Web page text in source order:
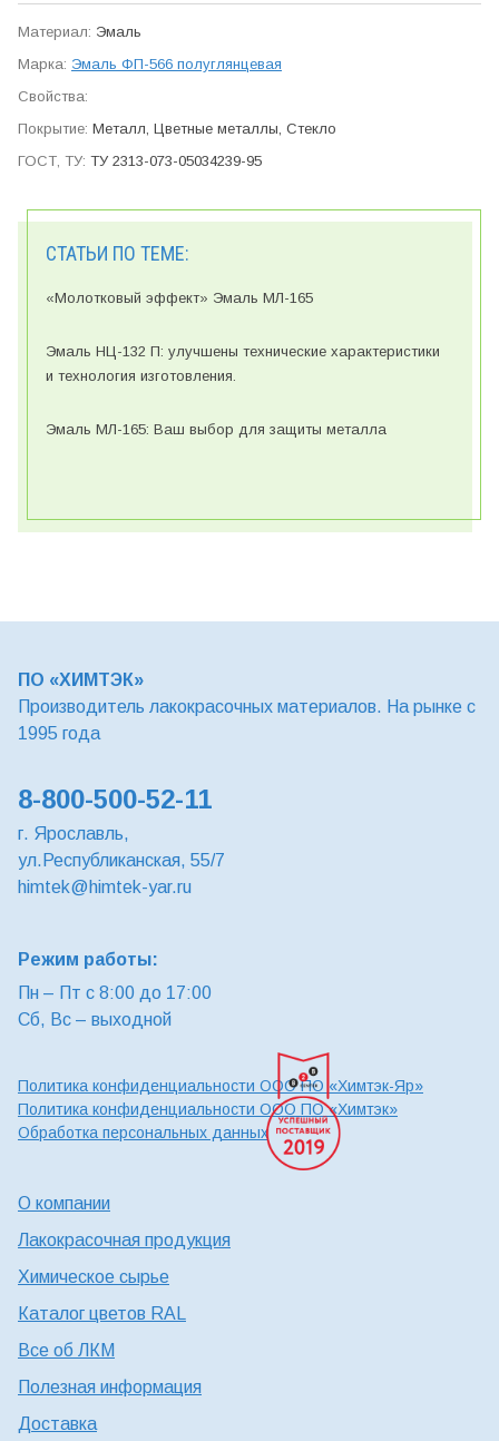
Эмаль
Эмаль ФП-566 полуглянцевая
Металл, Цветные металлы, Стекло
ТУ 2313-073-05034239-95
СТАТЬИ ПО ТЕМЕ:
«Молотковый эффект» Эмаль МЛ-165
Эмаль НЦ-132 П: улучшены технические характеристики
и технология изготовления.
Эмаль МЛ-165: Ваш выбор для защиты металла
ПО «ХИМТЭК»
Производитель лакокрасочных материалов. На рынке с
1995 года
8-800-500-52-11
г. Ярославль,
ул.Республиканская, 55/7
himtek@himtek-yar.ru
Режим работы:
Пн – Пт с 8:00 до 17:00
Сб, Вс – выходной
Политика конфиденциальности ООО ПО «Химтэк-Яр»
Политика конфиденциальности ООО ПО «Химтэк»
Обработка персональных данных
О компании
Лакокрасочная продукция
Химическое сырье
Каталог цветов RAL
Все об ЛКМ
Полезная информация
Доставка